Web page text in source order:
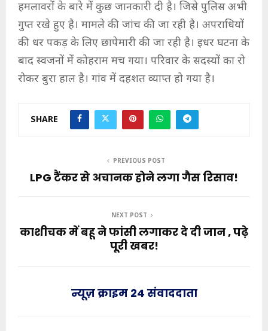
हमलावरों के बारे में कुछ जानकारी दी है। जिसे पुलिस अभी
गुप्त रखे हुए है। मामले की जांच की जा रही है। अपराधियों
की धर पकड़ के लिए छापेमारी की जा रही है। इधर घटना के
बाद स्वजनों में कोहराम मच गया। परिवार के सदस्यों का रो
रोकर बुरा हाल है। गांव में दहशत व्याप्त हो गया है।
SHARE
PREVIOUS POST
LPG टैंकर से अचानक होने लगा गैस रिसाव!
NEXT POST
काशीचक में बहू ने फांसी लगाकर दे दी जान , पढ़े
पूरी खबर!
न्यूज़ क्राइम 24 संवाददाता